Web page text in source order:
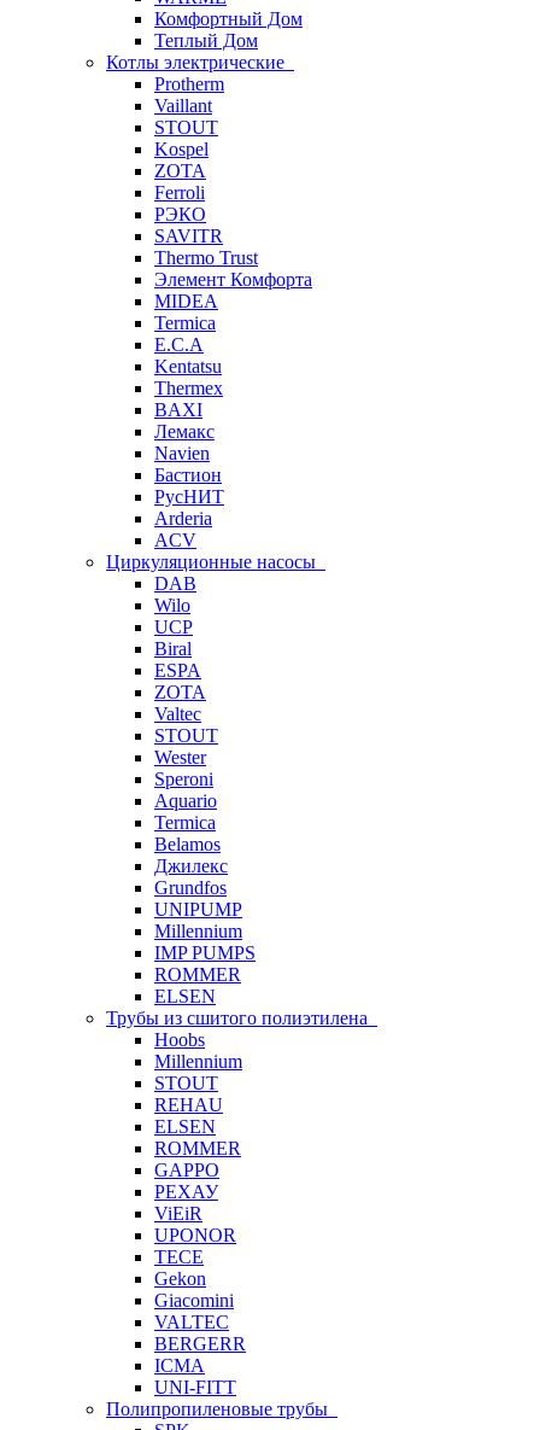
Комфортный Дом
Теплый Дом
Котлы электрические
Protherm
Vaillant
STOUT
Kospel
ZOTA
Ferroli
РЭКО
SAVITR
Thermo Trust
Элемент Комфорта
MIDEA
Termica
E.C.A
Kentatsu
Thermex
BAXI
Лемакс
Navien
Бастион
РусНИТ
Arderia
ACV
Циркуляционные насосы
DAB
Wilo
UCP
Biral
ESPA
ZOTA
Valtec
STOUT
Wester
Speroni
Aquario
Termica
Belamos
Джилекс
Grundfos
UNIPUMP
Millennium
IMP PUMPS
ROMMER
ELSEN
Трубы из сшитого полиэтилена
Hoobs
Millennium
STOUT
REHAU
ELSEN
ROMMER
GAPPO
РЕХАУ
ViEiR
UPONOR
TECE
Gekon
Giacomini
VALTEC
BERGERR
ICMA
UNI-FITT
Полипропиленовые трубы